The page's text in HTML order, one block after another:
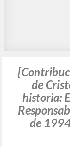
de
historia:
de